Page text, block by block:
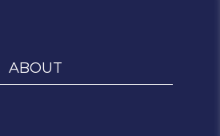
ABOUT